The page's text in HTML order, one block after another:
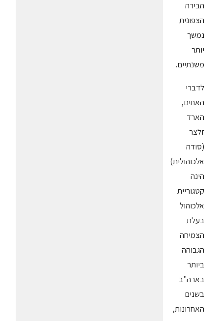
הבירה
הצפונית
נמשך
יותר
משנתיים.
לדברי
האחים,
הארד
זלצר
(סודה
אלכוהולית)
הינה
קטגוריית
אלכוהול
בעלת
הצמיחה
הגבוהה
ביותר
בארה"ב
בשנים
האחרונות,